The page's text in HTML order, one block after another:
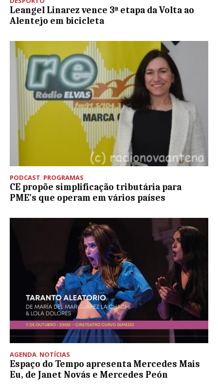
Leangel Linarez vence 3ª etapa da Volta ao
Alentejo em bicicleta
PODCAST, PROGRAMAS
CE propõe simplificação tributária para
PME’s que operam em vários países
AGENDA, NOTÍCIAS
Espaço do Tempo apresenta Mercedes Mais
Eu, de Janet Novás e Mercedes Peón